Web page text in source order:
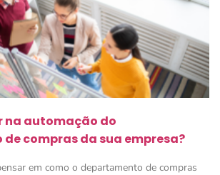
na automação do
compras da sua empresa?
em como o departamento de compras